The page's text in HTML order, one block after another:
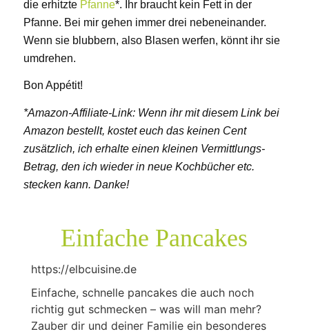
die erhitzte Pfanne*. Ihr braucht kein Fett in der
Pfanne. Bei mir gehen immer drei nebeneinander.
Wenn sie blubbern, also Blasen werfen, könnt ihr sie
umdrehen.
Bon Appétit!
*Amazon-Affiliate-Link: Wenn ihr mit diesem Link bei
Amazon bestellt, kostet euch das keinen Cent
zusätzlich, ich erhalte einen kleinen Vermittlungs-
Betrag, den ich wieder in neue Kochbücher etc.
stecken kann. Danke!
Einfache Pancakes
https://elbcuisine.de
Einfache, schnelle pancakes die auch noch
richtig gut schmecken – was will man mehr?
Zauber dir und deiner Familie ein besonderes